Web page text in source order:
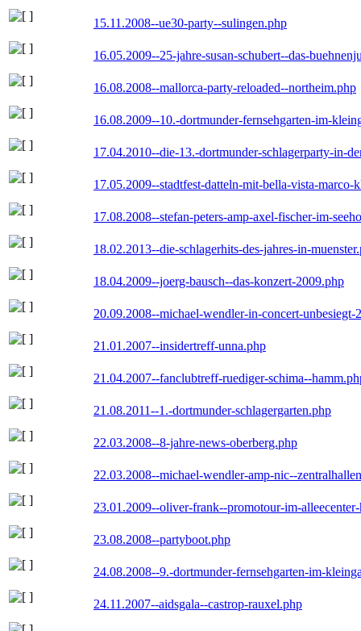
15.11.2008--ue30-party--sulingen.php
16.05.2009--25-jahre-susan-schubert--das-
16.08.2008--mallorca-party-reloaded--northeim.php
16.08.2009--10.-dortmunder-fernsehgarten-im-
17.04.2010--die-13.-dortmunder-schlagerparty-in-
17.05.2009--stadtfest-datteln-mit-bella-vista-marco-
17.08.2008--stefan-peters-amp-axel-fischer-im-
18.02.2013--die-schlagerhits-des-jahres-in-
18.04.2009--joerg-bausch--das-konzert-2009.php
20.09.2008--michael-wendler-in-concert-unbesiegt-
21.01.2007--insidertreff-unna.php
21.04.2007--fanclubtreff-ruediger-schima--
21.08.2011--1.-dortmunder-schlagergarten.php
22.03.2008--8-jahre-news-oberberg.php
22.03.2008--michael-wendler-amp-nic--
23.01.2009--oliver-frank--promotour-im-
23.08.2008--partyboot.php
24.08.2008--9.-dortmunder-fernsehgarten-im-
24.11.2007--aidsgala--castrop-rauxel.php